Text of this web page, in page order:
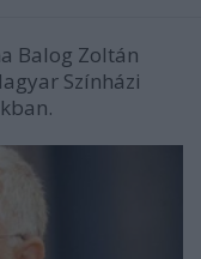
Balog Zoltán
Színházi